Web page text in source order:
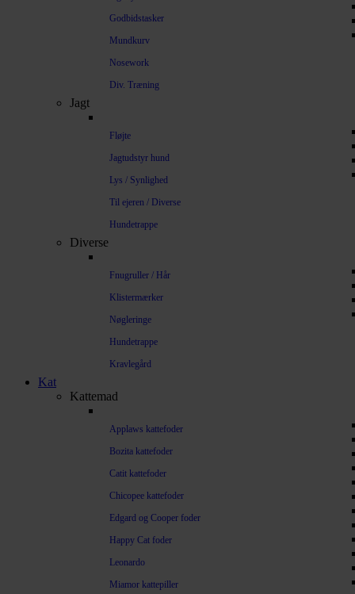
Godbidstasker
Mundkurv
Nosework
Div. Træning
Jagt
Fløjte
Jagtudstyr hund
Lys / Synlighed
Til ejeren / Diverse
Hundetrappe
Diverse
Fnugruller / Hår
Klistermærker
Nøgleringe
Hundetrappe
Kravlegård
Kat
Kattemad
Applaws kattefoder
Bozita kattefoder
Catit kattefoder
Chicopee kattefoder
Edgard og Cooper foder
Happy Cat foder
Leonardo
Miamor kattepiller